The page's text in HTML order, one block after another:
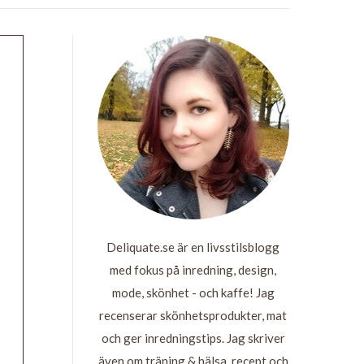
Deliquate.se är en livsstilsblogg
med fokus på inredning, design,
mode, skönhet - och kaffe! Jag
recenserar skönhetsprodukter, mat
och ger inredningstips. Jag skriver
även om träning & hälsa, recept och